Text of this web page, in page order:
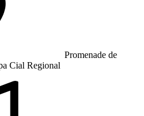
Promenade de
Cial Regional